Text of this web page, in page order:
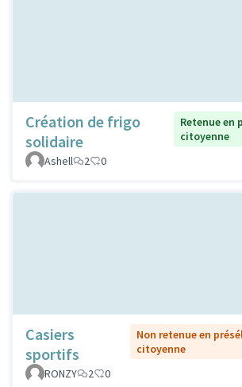
Création de frigo
solidaire
Retenue en
citoyenne
Ashell
2 0
Casiers
sportifs
Non retenue en
citoyenne
RONZY
2 0